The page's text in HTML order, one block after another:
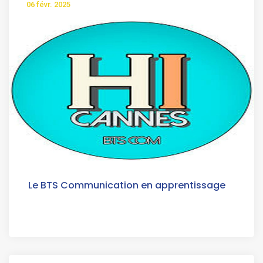
06 févr. 2025
Le BTS Communication en apprentissage